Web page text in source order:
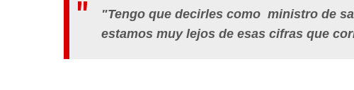
"Tengo que decirles como ministro de
estamos muy lejos de esas cifras que